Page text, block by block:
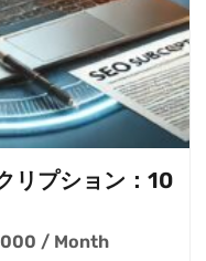
リプション：10
/ Month